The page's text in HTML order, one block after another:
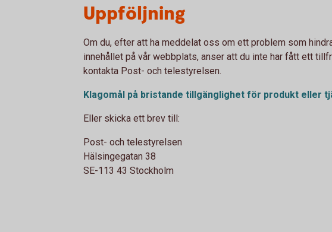
Uppföljning
Om du, efter att ha meddelat oss om ett problem som
innehållet på vår webbplats, anser att du inte har fått ett
kontakta Post- och telestyrelsen.
Klagomål på bristande tillgänglighet för produkt eller
Eller skicka ett brev till:
Post- och telestyrelsen
Hälsingegatan 38
SE-113 43 Stockholm